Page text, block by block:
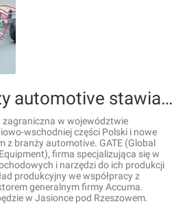
Firma z branży automotive stawia na Polskę. Uruchomi fabrykę pod Rzeszowem
zagraniczna w województwie
wschodniej części Polski i nowe
z branży automotive. GATE (Global
firma specjalizująca się w
i narzędzi do ich produkcji
produkcyjny we współpracy z
generalnym firmy Accuma.
w Jasionce pod Rzeszowem.